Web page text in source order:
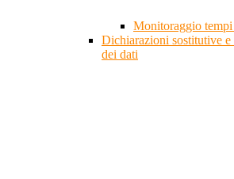
Monitoraggio
Dichiarazioni sostitutive
dei dati